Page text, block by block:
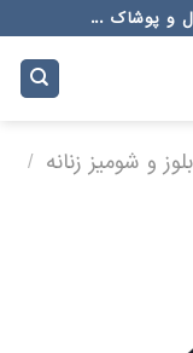
و پوشاک ...
بلوز و شومیز زنانه /